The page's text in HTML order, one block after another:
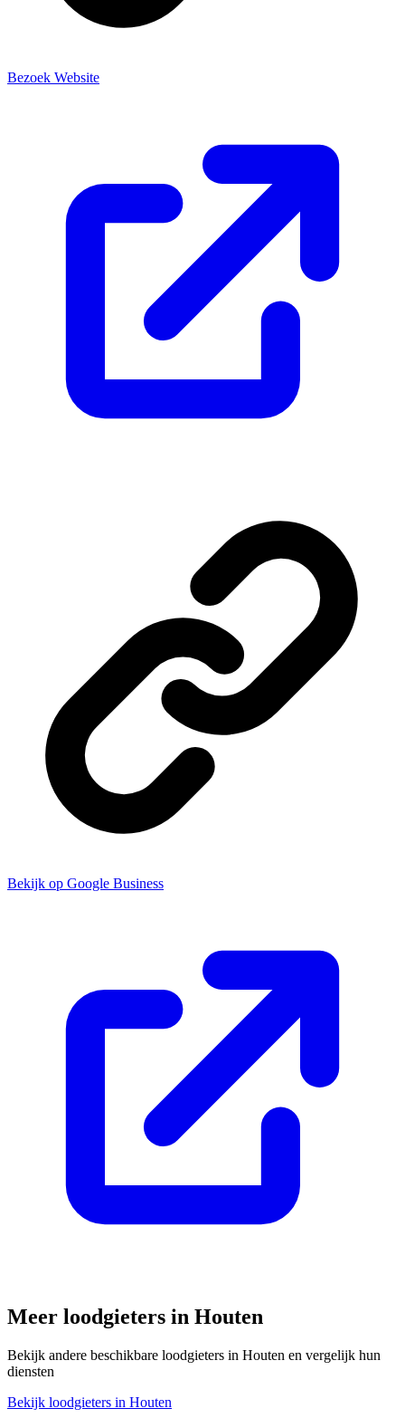
Bezoek Website
Bekijk op Google Business
Meer loodgieters in Houten
Bekijk andere beschikbare loodgieters in Houten en vergelijk hun
diensten
Bekijk loodgieters in Houten